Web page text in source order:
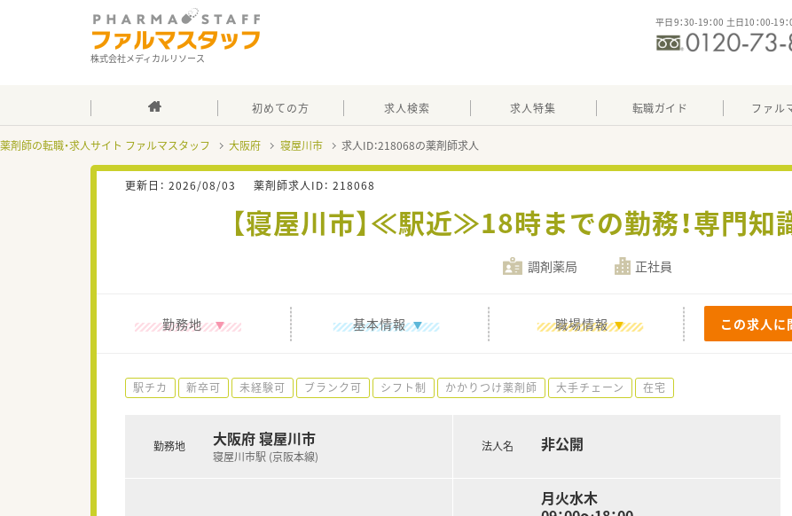
株式会社メディカルリソース
平日9：30-19：00 土日10：00-19：
初めての方 求人検索 求人特集 転職ガイド ファル
薬剤師の転職・求人サイト ファルマスタッフ 大阪府 寝屋川市 求人ID：218068の薬剤師求人
更新日： 2026/08/03 薬剤師求人ID： 218068
【寝屋川市】≪駅近≫18時までの勤務！専門知
調剤薬局 正社員
勤務地 基本情報 職場情報 この求人に
駅チカ 新卒可 未経験可 ブランク可 シフト制 かかりつけ薬剤師 大手チェーン 在宅
勤務地 大阪府 寝屋川市
寝屋川市駅 (京阪本線)
法人名 非公開
月火水木